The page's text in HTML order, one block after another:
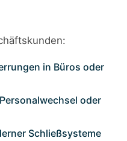
in Büros oder
oder
Schließsysteme